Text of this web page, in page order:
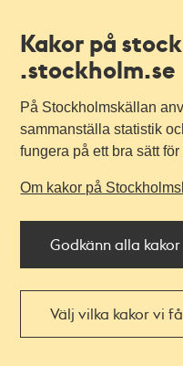
Kakor på
.stockholm.se
På Stockholmskällan
sammanställa statistik
fungera på ett bra sätt för
Om kakor på
Godkänn alla kakor
Välj vilka kakor vi